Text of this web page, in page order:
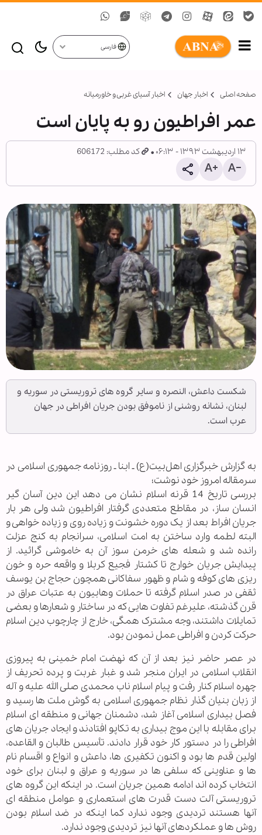
فارسی
صفحه اصلی اخبار جهان اخبار آسیای غربی و خاورمیانه
عمر افراطیون رو به پایان است
۱۳ اردیبهشت ۱۳۹۳ - ۰۶:۱۳ کد مطلب: 606172
شکست داعش، النصره و سایر گروه های تروریستی در سوریه و
لبنان، نشانه روشنی از ناموفق بودن جریان افراطی در جهان
عرب است.
به گزارش خبرگزاری اهل‌بیت(ع) ـ ابنا ـ روزنامه جمهوری اسلامی در
سرمقاله امروز خود نوشت؛
بررسی تاریخ 14 قرنه اسلام نشان می دهد این دین آسان گیر
انسان ساز، در مقاطع متعددی گرفتار افراطیون شد ولی هر بار
جریان افراط بعد از یک دوره خشونت و زیاده روی و زیاده خواهی و
البته لطمه وارد ساختن به امت اسلامی، سرانجام به کنج عزلت
رانده شد و شعله های خرمن سوز آن به خاموشی گرائید. از
پیدایش جریان خوارج تا کشتار فجیع کربلا و واقعه حره و خون
ریزی های کوفه و شام و ظهور سفاکانی همچون حجاج بن یوسف
ثقفی در صدر اسلام گرفته تا حملات وهابیون به عتبات عراق در
قرن گذشته، علیرغم تفاوت هایی که در ساختار و شعارها و بعضی
تمایلات داشتند، وجه مشترک همگی، خارج از چارچوب دین اسلام
حرکت کردن و افراطی عمل نمودن بود.
در عصر حاضر نیز بعد از آن که نهضت امام خمینی به پیروزی
انقلاب اسلامی در ایران منجر شد و غبار غربت و پرده تحریف از
چهره اسلام کنار رفت و پیام اسلام ناب محمدی صلی الله علیه و آله
از زبان بنیان گذار نظام جمهوری اسلامی به گوش ملت ها رسید و
فصل بیداری اسلامی آغاز شد، دشمنان جهانی و منطقه ای اسلام
برای مقابله با این موج بیداری به تکاپو افتادند و ایجاد جریان های
افراطی را در دستور کار خود قرار دادند. تأسیس طالبان و القاعده،
اولین قدم ها بود و اکنون تکفیری ها، داعش و انواع و اقسام نام
ها و عناوینی که سلفی ها در سوریه و عراق و لبنان برای خود
انتخاب کرده اند ادامه همین جریان است. در اینکه این گروه های
تروریستی آلت دست قدرت های استعماری و عوامل منطقه ای
آنها هستند تردیدی وجود ندارد کما اینکه در ضد اسلام بودن
روش ها و عملکردهای آنها نیز تردیدی وجود ندارد.